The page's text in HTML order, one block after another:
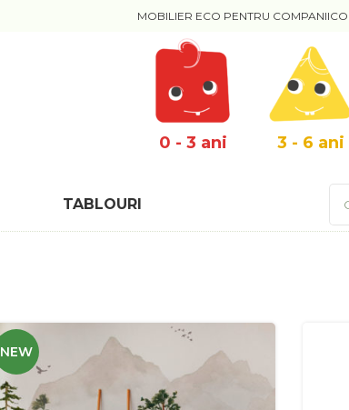
MOBILIER ECO PENTRU COMPANII
0 - 3 ani 3 - 6 ani
TABLOURI
NEW